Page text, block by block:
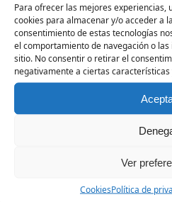
Para ofrecer las mejores experiencias,
cookies para almacenar y/o acceder a
consentimiento de estas tecnologías
el comportamiento de navegación o
sitio. No consentir o retirar el
negativamente a ciertas características
Ver
CookiesPolítica de
M035